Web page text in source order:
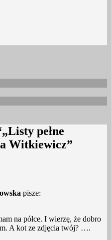
„Listy pełne
Witkiewicz”
pisze:
na półce. I wierzę, że dobro
A kot ze zdjęcia twój? ….